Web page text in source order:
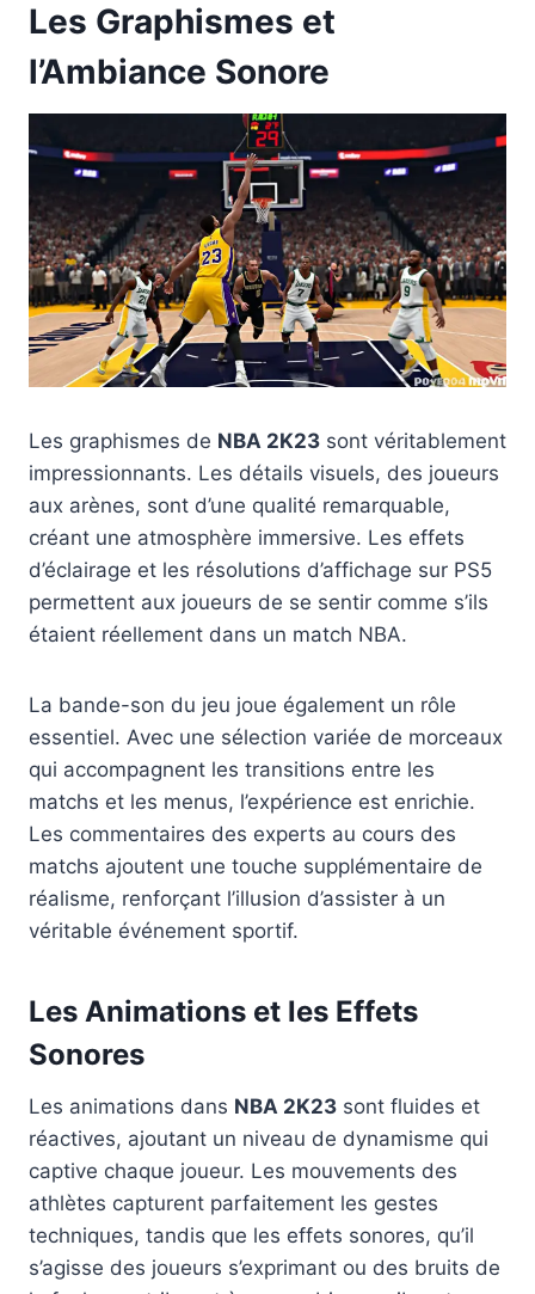
Les Graphismes et
l’Ambiance Sonore
Les graphismes de NBA 2K23 sont véritablement
impressionnants. Les détails visuels, des joueurs
aux arènes, sont d’une qualité remarquable,
créant une atmosphère immersive. Les effets
d’éclairage et les résolutions d’affichage sur PS5
permettent aux joueurs de se sentir comme s’ils
étaient réellement dans un match NBA.
La bande-son du jeu joue également un rôle
essentiel. Avec une sélection variée de morceaux
qui accompagnent les transitions entre les
matchs et les menus, l’expérience est enrichie.
Les commentaires des experts au cours des
matchs ajoutent une touche supplémentaire de
réalisme, renforçant l’illusion d’assister à un
véritable événement sportif.
Les Animations et les Effets
Sonores
Les animations dans NBA 2K23 sont fluides et
réactives, ajoutant un niveau de dynamisme qui
captive chaque joueur. Les mouvements des
athlètes capturent parfaitement les gestes
techniques, tandis que les effets sonores, qu’il
s’agisse des joueurs s’exprimant ou des bruits de